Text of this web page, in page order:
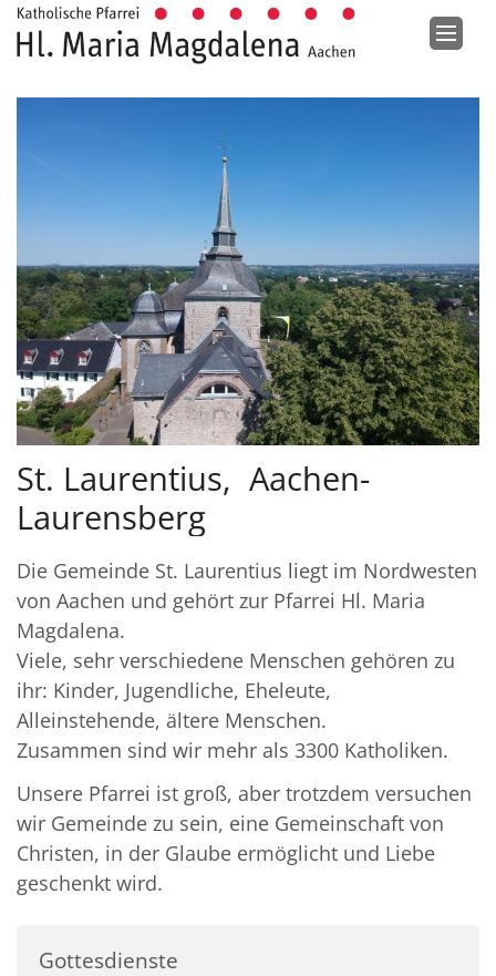
Zum Inhalt springen
St. Laurentius, Aachen-
Laurensberg
Die Gemeinde St. Laurentius liegt im Nordwesten
von Aachen und gehört zur Pfarrei Hl. Maria
Magdalena.
Viele, sehr verschiedene Menschen gehören zu
ihr: Kinder, Jugendliche, Eheleute,
Alleinstehende, ältere Menschen.
Zusammen sind wir mehr als 3300 Katholiken.
Unsere Pfarrei ist groß, aber trotzdem versuchen
wir Gemeinde zu sein, eine Gemeinschaft von
Christen, in der Glaube ermöglicht und Liebe
geschenkt wird.
Gottesdienste